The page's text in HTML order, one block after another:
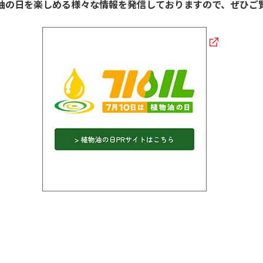
の日を楽しめる様々な情報を発信しておりますので、ぜひご